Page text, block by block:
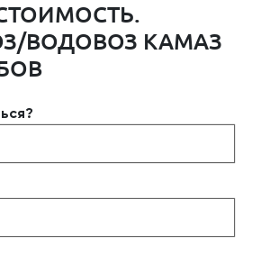
ВОДОВОЗ КАМАЗ